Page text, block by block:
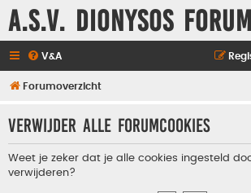
A.S.V. Dionysos Forum
V&A
Forumoverzicht
Verwijder alle forumcookies
Weet je zeker dat je alle cookies ingesteld
verwijderen?